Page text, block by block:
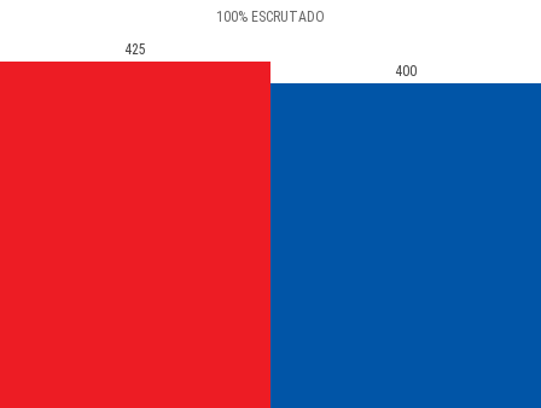
100% ESCRUTADO
425
400